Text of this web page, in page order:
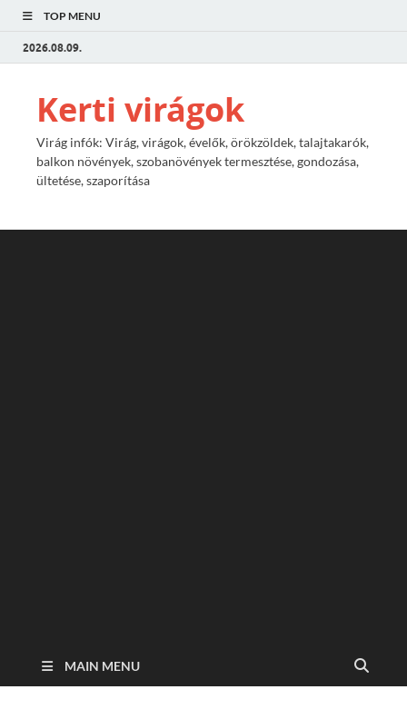
TOP MENU
2026.08.09.
Kerti virágok
Virág infók: Virág, virágok, évelők, örökzöldek, talajtakarók,
balkon növények, szobanövények termesztése, gondozása,
ültetése, szaporítása
MAIN MENU